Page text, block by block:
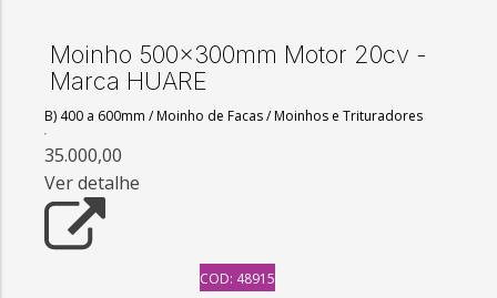
Moinho 500x300mm Motor 20cv -
Marca HUARE
B) 400 a 600mm /Moinho de Facas/Moinhos e Trituradores
35.000,00
Ver detalhe
COD: 48915